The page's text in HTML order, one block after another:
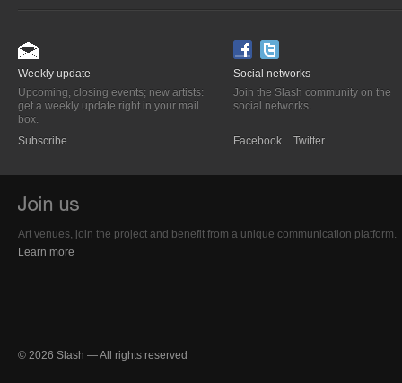
Weekly update
Upcoming, closing events; new artists:
get a weekly update right in your mail
box.
Subscribe
Social networks
Join the Slash community on the
social networks.
Facebook Twitter
Art venues, join the project and benefit from a unique communication platform.
Learn more
© 2026 Slash — All rights reserved